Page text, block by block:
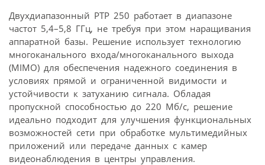
Двухдиапазонный PTP 250 работает в диапазоне
частот 5,4–5,8 ГГц, не требуя при этом наращивания
аппаратной базы. Решение использует технологию
многоканального входа/многоканального выхода
(MIMO) для обеспечения надежного соединения в
условиях прямой и ограниченной видимости и
устойчивости к затуханию сигнала. Обладая
пропускной способностью до 220 Мб/с, решение
идеально подходит для улучшения функциональных
возможностей сети при обработке мультимедийных
приложений или передаче данных с камер
видеонаблюдения в центры управления.